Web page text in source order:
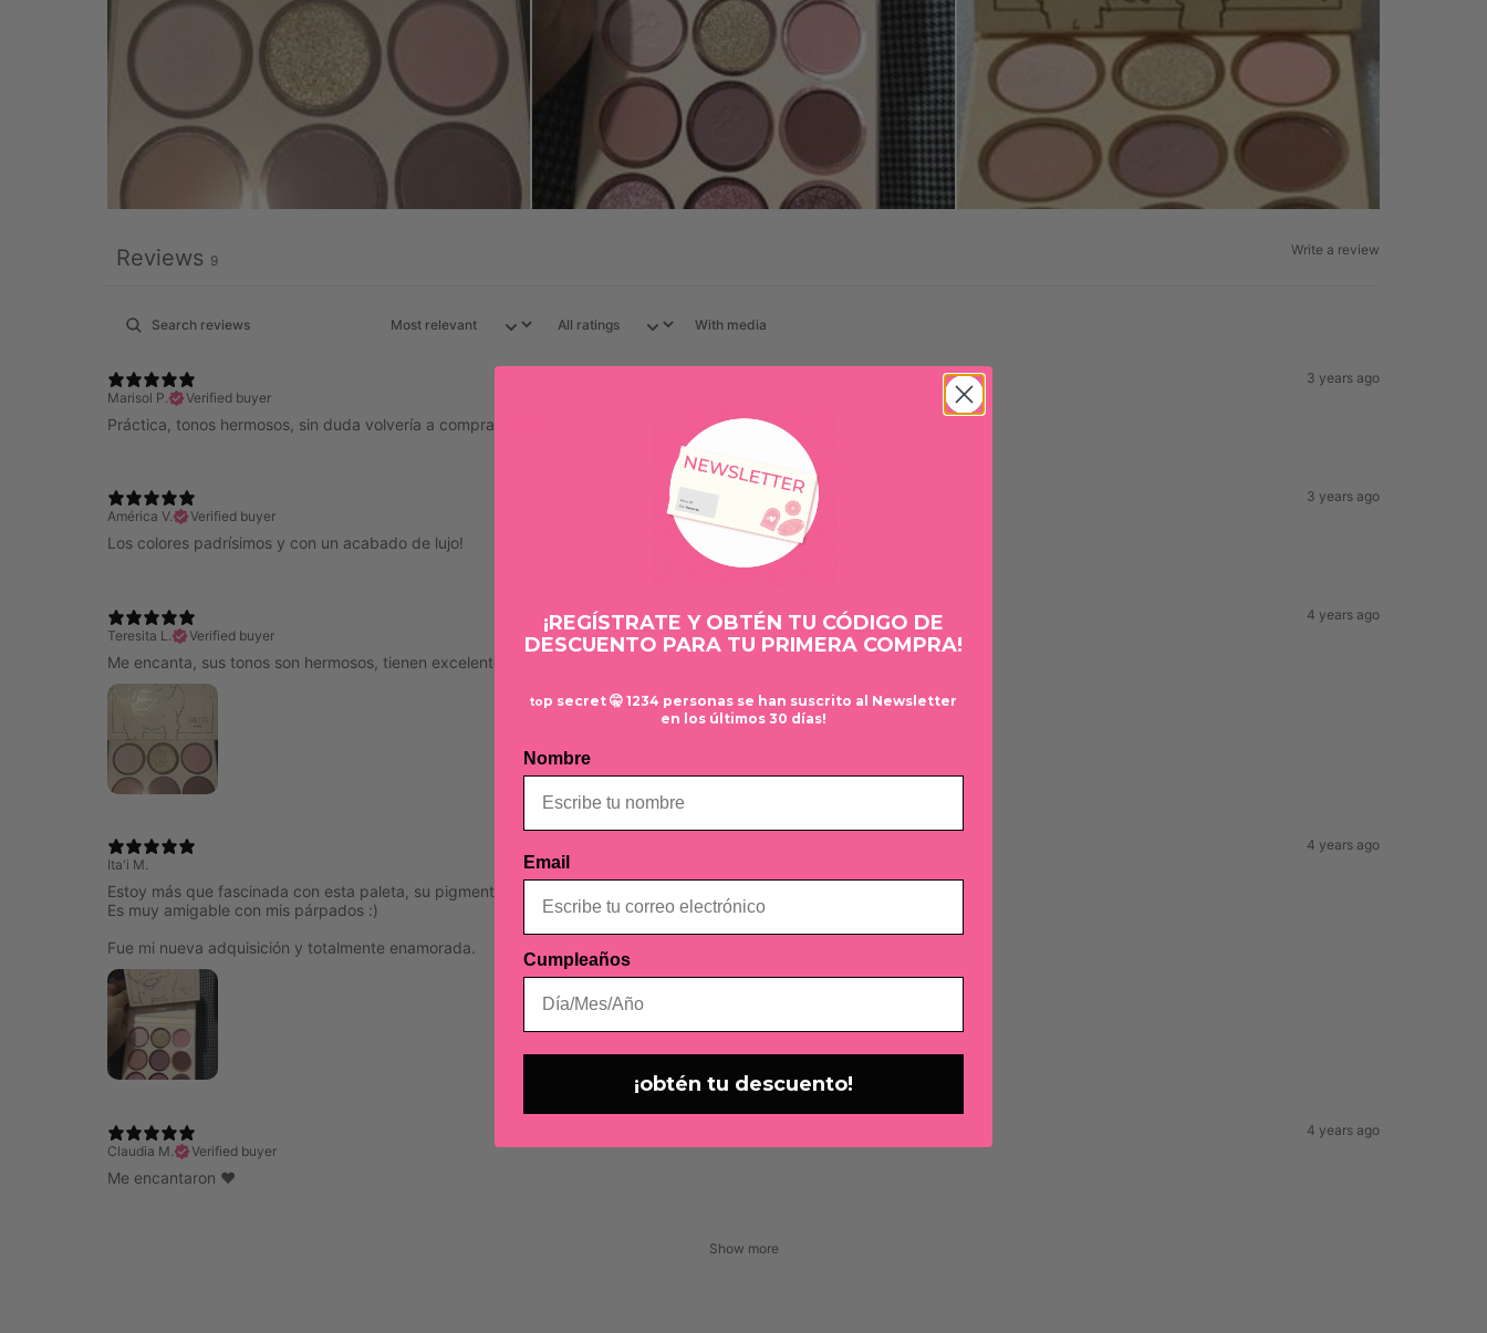
Write a review
Reviews 9
With media
3 years ago
Marisol P.
Verified buyer
Práctica, tonos hermosos, sin duda volvería a comprarla 😍
3 years ago
América V.
Verified buyer
Los colores padrísimos y con un acabado de lujo!
4 years ago
Teresita L.
Verified buyer
Me encanta, sus tonos son hermosos, tienen excelente pigmentación.
4 years ago
Ita'i M.
Estoy más que fascinada con esta paleta, su pigmentación me encanta.
Es muy amigable con mis párpados :)
Fue mi nueva adquisición y totalmente enamorada.
4 years ago
Claudia M.
Verified buyer
Me encantaron ❤️
Show more
¡REGÍSTRATE Y OBTÉN TU CÓDIGO DE
DESCUENTO PARA TU PRIMERA COMPRA!
top secret 🤫 1234 personas se han suscrito al Newsletter
en los últimos 30 días!
Nombre
Email
Cumpleaños
¡obtén tu descuento!